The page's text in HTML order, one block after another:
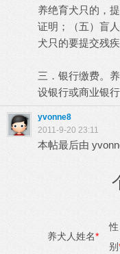
养绝育犬只的，
证明；（五）盲
犬只的要提交残
三．银行缴费。
设银行或商业银
yvonne8
2011-9-20 23:11
本帖最后由
养犬人姓名*
性
别